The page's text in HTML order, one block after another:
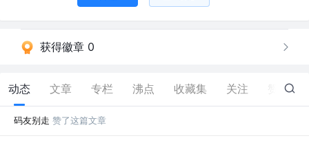
获得徽章 0
动态 文章 专栏 沸点 收藏集 关注 61
码友别走 赞了这篇文章